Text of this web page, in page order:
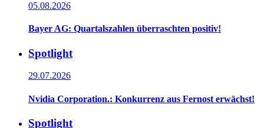
05.08.2026
Bayer AG: Quartalszahlen überraschten positiv!
Spotlight
29.07.2026
Nvidia Corporation.: Konkurrenz aus Fernost erwächst!
Spotlight